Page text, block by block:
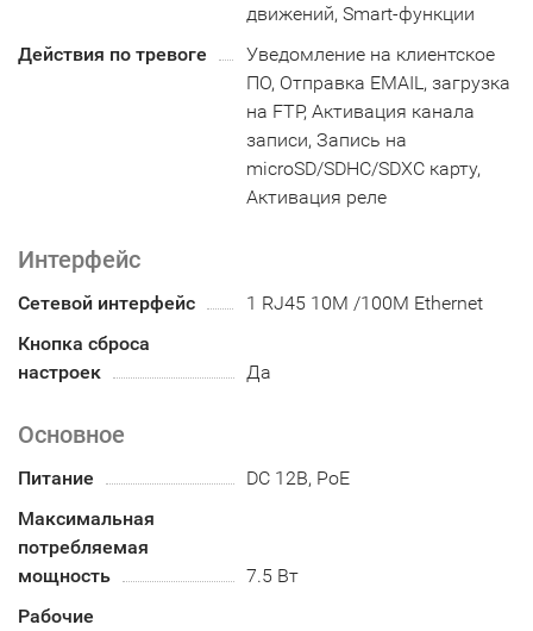
движений, Smart-функции
Действия по тревоге
Уведомление на клиентское
ПО, Отправка EMAIL, загрузка
на FTP, Активация канала
записи, Запись на
microSD/SDHC/SDXC карту,
Активация реле
Интерфейс
Сетевой интерфейс
1 RJ45 10M /100M Ethernet
Кнопка сброса
настроек
Да
Основное
Питание
DC 12В, PoE
Максимальная
потребляемая
мощность
7.5 Вт
Рабочие